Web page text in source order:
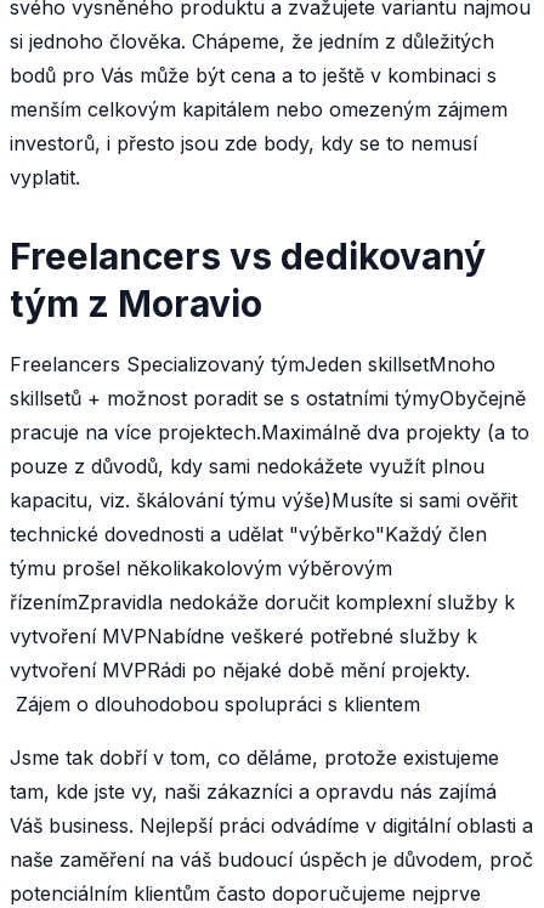
svého vysněného produktu a zvažujete variantu najmou
si jednoho člověka. Chápeme, že jedním z důležitých
bodů pro Vás může být cena a to ještě v kombinaci s
menším celkovým kapitálem nebo omezeným zájmem
investorů, i přesto jsou zde body, kdy se to nemusí
vyplatit.
Freelancers vs dedikovaný
tým z Moravio
Freelancers Specializovaný týmJeden skillsetMnoho
skillsetů + možnost poradit se s ostatními týmyObyčejně
pracuje na více projektech.Maximálně dva projekty (a to
pouze z důvodů, kdy sami nedokážete využít plnou
kapacitu, viz. škálování týmu výše)Musíte si sami ověřit
technické dovednosti a udělat "výběrko"Každý člen
týmu prošel několikakolovým výběrovým
řízenímZpravidla nedokáže doručit komplexní služby k
vytvoření MVPNabídne veškeré potřebné služby k
vytvoření MVPRádi po nějaké době mění projekty.
Zájem o dlouhodobou spolupráci s klientem
Jsme tak dobří v tom, co děláme, protože existujeme
tam, kde jste vy, naši zákazníci a opravdu nás zajímá
Váš business. Nejlepší práci odvádíme v digitální oblasti a
naše zaměření na váš budoucí úspěch je důvodem, proč
potenciálním klientům často doporučujeme nejprve